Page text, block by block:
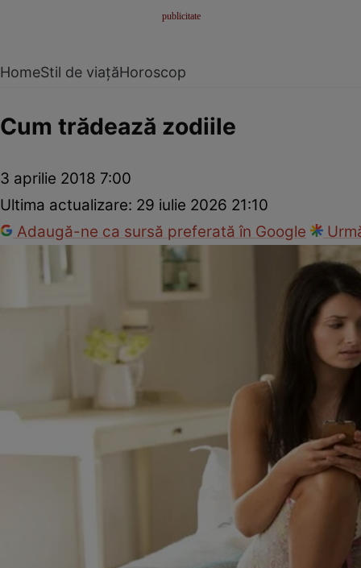
HomeStil de viațăHoroscop
Cum trădează zodiile
3 aprilie 2018 7:00
Ultima actualizare: 29 iulie 2026 21:10
Adaugă-ne ca sursă preferată în Google